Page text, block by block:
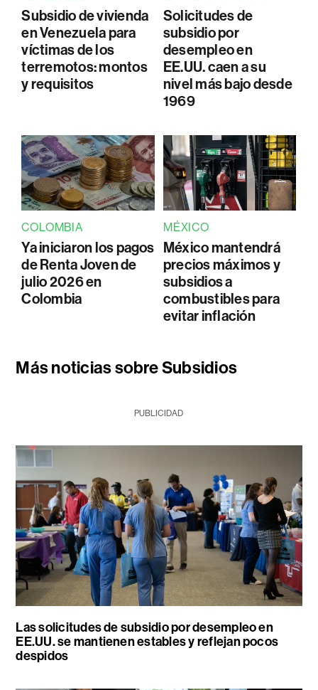
Subsidio de vivienda
en Venezuela para
víctimas de los
terremotos: montos
y requisitos
Solicitudes de
subsidio por
desempleo en
EE.UU. caen a su
nivel más bajo desde
1969
COLOMBIA
Ya iniciaron los pagos
de Renta Joven de
julio 2026 en
Colombia
MÉXICO
México mantendrá
precios máximos y
subsidios a
combustibles para
evitar inflación
Más noticias sobre Subsidios
PUBLICIDAD
Las solicitudes de subsidio por desempleo en
EE.UU. se mantienen estables y reflejan pocos
despidos